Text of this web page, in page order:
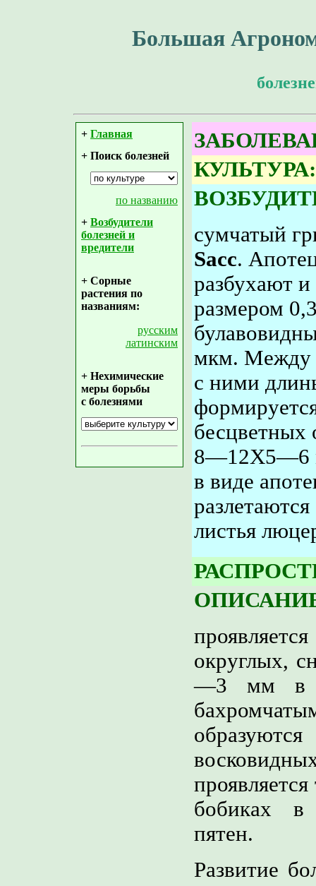
Большая
+ Главная
+ Поиск болезней
по названию
+ Возбудители
болезней и
вредители
+ Сорные
растения по
названиям:
русским
латинским
+ Нехимические
меры борьбы
с болезнями
КУЛЬТУРА:
сумчатый
Sacc.
разбухают
размером
мкм. Между
с ними
бесцветных
8—12X5—6
в виде
листья
округлых,
—3 мм в
бобиках в
пятен.
Развитие